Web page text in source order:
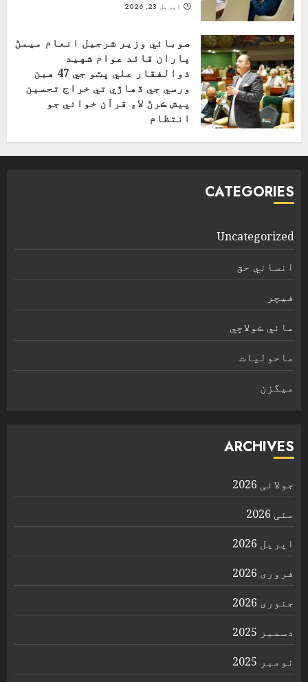
اپریل 23, 2026
صوبائي وزير شرجيل انعام ميمڻ
پاران قائد عوام شهيد
ذوالفقار علي ڀٽو جي 47 هين
ورسي جي ڏهاڙي تي خراج تحسين
پيش ڪرڻ لاءِ قرآن خواني جو
انتظام
CATEGORIES
Uncategorized
انساني حق
فیچر
مائي ڪولاچي
ماحولیات
ميگزن
ARCHIVES
جولائی 2026
مئی 2026
اپریل 2026
فروری 2026
جنوری 2026
دسمبر 2025
نومبر 2025